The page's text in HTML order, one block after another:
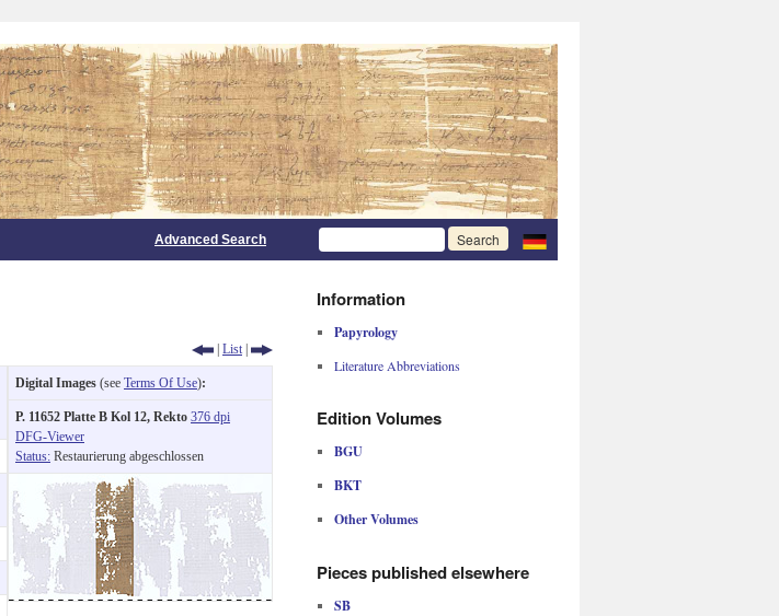
Advanced Search
| List |
Digital Images (see Terms Of Use):
P. 11652 Platte B Kol 12, Rekto 376 dpi
DFG-Viewer
Status: Restaurierung abgeschlossen
Information
Papyrology
Literature Abbreviations
Edition Volumes
BGU
BKT
Other Volumes
Pieces published elsewhere
SB